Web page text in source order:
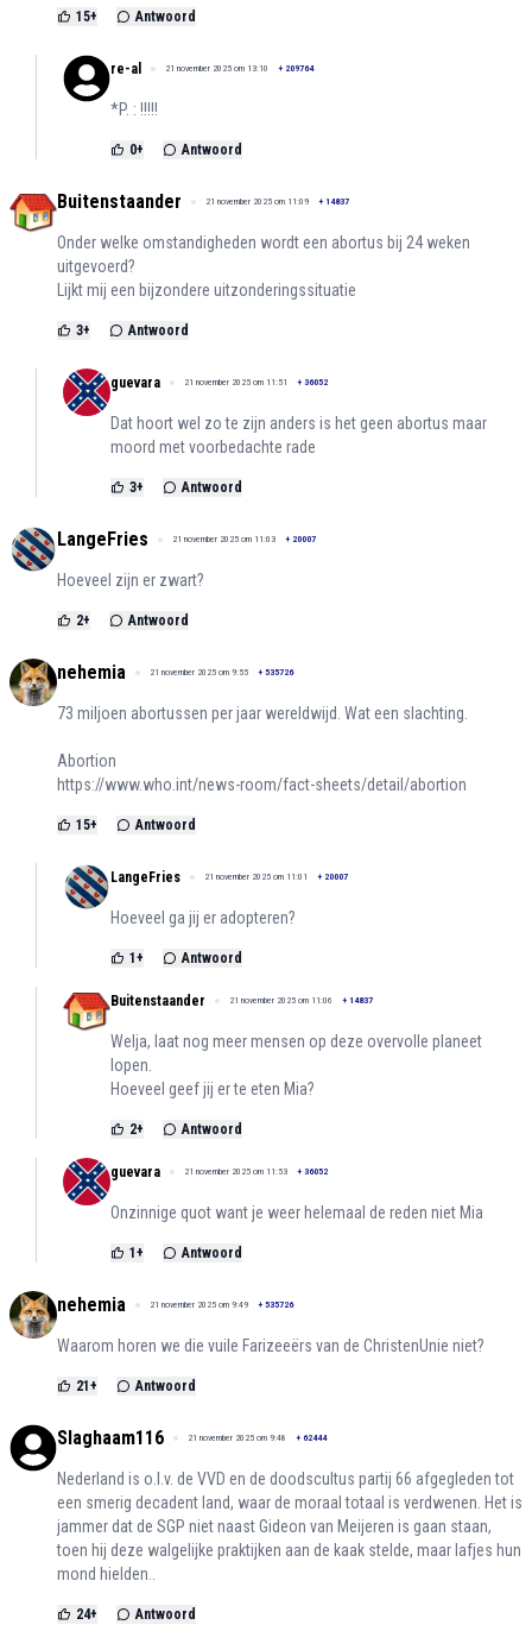
15+ Antwoord
re-al 21 november 2025 om 13:10 + 209764
*P. : !!!!!
0+ Antwoord
Buitenstaander 21 november 2025 om 11:09 + 14837
Onder welke omstandigheden wordt een abortus bij 24 weken
uitgevoerd?
Lijkt mij een bijzondere uitzonderingssituatie
3+ Antwoord
guevara 21 november 2025 om 11:51 + 36052
Dat hoort wel zo te zijn anders is het geen abortus maar
moord met voorbedachte rade
3+ Antwoord
LangeFries 21 november 2025 om 11:03 + 20007
Hoeveel zijn er zwart?
2+ Antwoord
nehemia 21 november 2025 om 9:55 + 535726
73 miljoen abortussen per jaar wereldwijd. Wat een slachting.
Abortion
https://www.who.int/news-room/fact-sheets/detail/abortion
15+ Antwoord
LangeFries 21 november 2025 om 11:01 + 20007
Hoeveel ga jij er adopteren?
1 + Antwoord
Buitenstaander 21 november 2025 om 11:06 + 14837
Welja, laat nog meer mensen op deze overvolle planeet
lopen.
Hoeveel geef jij er te eten Mia?
2+ Antwoord
guevara 21 november 2025 om 11:53 + 36052
Onzinnige quot want je weer helemaal de reden niet Mia
1 + Antwoord
nehemia 21 november 2025 om 9:49 + 535726
Waarom horen we die vuile Farizeeërs van de ChristenUnie niet?
21 + Antwoord
Slaghaam116 21 november 2025 om 9:48 + 62444
Nederland is o.l.v. de VVD en de doodscultus partij 66 afgegleden tot
een smerig decadent land, waar de moraal totaal is verdwenen. Het is
jammer dat de SGP niet naast Gideon van Meijeren is gaan staan,
toen hij deze walgelijke praktijken aan de kaak stelde, maar lafjes hun
mond hielden..
24+ Antwoord